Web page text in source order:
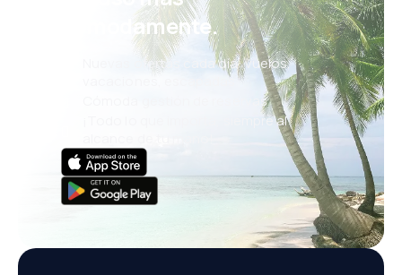
cómodamente.
Nuevas ofertas cada día: vuelos,
vacaciones, escapadas
Cómoda gestión de reservas
¡Todo lo que importa, siempre al